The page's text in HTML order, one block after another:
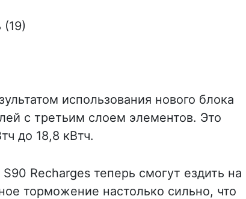
использования нового блока
с третьим слоем элементов. Это
до 18,8 кВтч.
Recharges теперь смогут ездить на
торможение настолько сильно, что